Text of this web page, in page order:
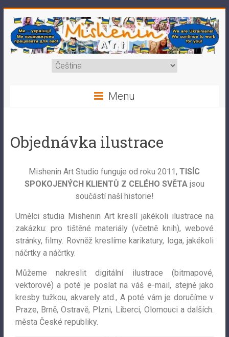
Menu
Objednávka ilustrace
Mishenin Art Studio funguje od roku 2011,TISÍC
SPOKOJENÝCH KLIENTŮ Z CELÉHO SVĚTAjsou
součástí naší historie!
Umělci studia Mishenin Art kreslí jakékoli ilustrace na
zakázku: pro tištěné materiály (včetně knih), webové
stránky, filmy. Rovněž kreslíme karikatury, loga, jakékoli
náčrtky a náčrtky.
Můžeme nakreslit digitální ilustrace (bitmapové,
vektorové) a poté je poslat na váš e-mail, stejně jako
kresby tužkou, akvarely atd., A poté vám je doručíme v
Praze, Brně, Ostravě, Plzni, Liberci, Olomouci a dalších.
města České republiky.